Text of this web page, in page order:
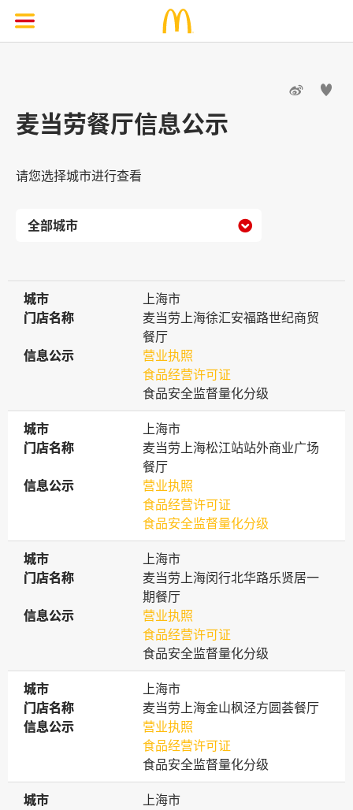
 
麦当劳餐厅信息公示
请您选择城市进行查看

城市
城市
上海市
门店名称
门店名称
麦当劳上海徐汇安福路世纪商贸
餐厅
信息公示
信息公示
营业执照
食品经营许可证
食品安全监督量化分级
城市
城市
上海市
门店名称
门店名称
麦当劳上海松江站站外商业广场
餐厅
信息公示
信息公示
营业执照
食品经营许可证
食品安全监督量化分级
城市
城市
上海市
门店名称
门店名称
麦当劳上海闵行北华路乐贤居一
期餐厅
信息公示
信息公示
营业执照
食品经营许可证
食品安全监督量化分级
城市
城市
上海市
门店名称
门店名称
麦当劳上海金山枫泾方圆荟餐厅
信息公示
信息公示
营业执照
食品经营许可证
食品安全监督量化分级
城市
城市
上海市